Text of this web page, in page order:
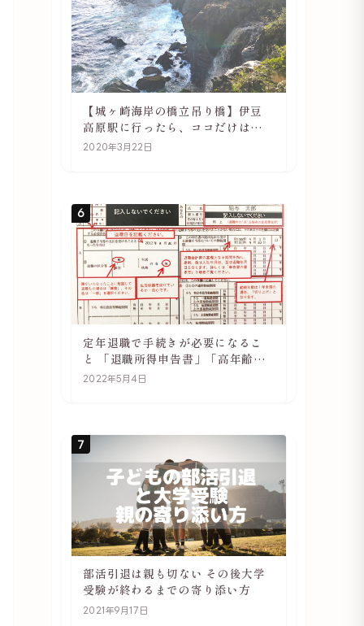
【城ヶ崎海岸の橋立吊り橋】伊豆
高原駅に行ったら、ココだけは必
ず訪れてほしい
2020年3月22日
6
定年退職で手続きが必要になるこ
と 「退職所得申告書」「高年齢雇
用継続基本給付金受給資格確認」
2022年5月4日
7
部活引退は親も切ない その後大学
受験が終わるまでの寄り添い方
2021年9月17日